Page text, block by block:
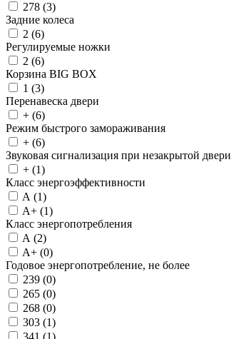
278 (3)
Задние колеса
2 (6)
Регулируемые ножки
2 (6)
Корзина BIG BOX
1 (3)
Перенавеска двери
+ (6)
Режим быстрого замораживания
+ (6)
Звуковая сигнализация при незакрытой двери
+ (1)
Класс энергоэффективности
A (1)
A+ (1)
Класс энергопотребления
A (2)
A+ (0)
Годовое энергопотребление, не более
239 (0)
265 (0)
268 (0)
303 (1)
341 (1)